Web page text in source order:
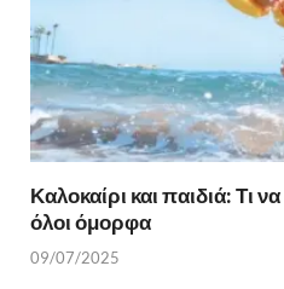
Καλοκαίρι και παιδιά: Τι
όλοι όμορφα
09/07/2025